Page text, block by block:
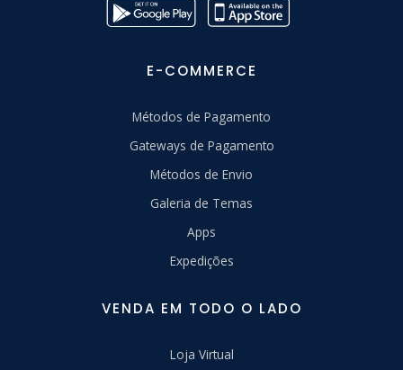
E-COMMERCE
Métodos de Pagamento
Gateways de Pagamento
Métodos de Envio
Galeria de Temas
Apps
Expedições
VENDA EM TODO O LADO
Loja Virtual